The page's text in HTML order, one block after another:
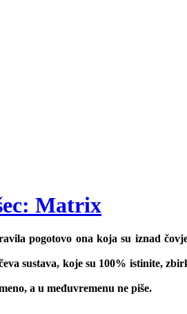
Matrix
pogotovo ona koja su iznad
sustava, koje su 100% istinite,
a u međuvremenu ne piše.